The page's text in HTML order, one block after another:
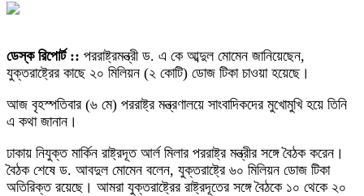
ডেস্ক রিপোর্ট :: পররাষ্ট্রমন্ত্রী ড. এ কে আব্দুল মোমেন জানিয়েছেন,
যুক্তরাষ্ট্রের কাছে ২০ মিলিয়ন (২ কোটি) ডোজ টিকা চাওয়া হয়েছে।
আজ বৃহস্পতিবার (৬ মে) পররাষ্ট্র মন্ত্রণালয়ে সাংবাদিকদের মুখোমুখি হয়ে তিনি
এ কথা জানান।
ঢাকায় নিযুক্ত মার্কিন রাষ্ট্রদূত আর্ল মিলার পররাষ্ট্র মন্ত্রীর সঙ্গে বৈঠক করেন।
বৈঠক শেষে ড. আবদুল মোমেন বলেন, যুক্তরাষ্ট্রে ৬০ মিলিয়ন ডোজ টিকা
অতিরিক্ত রয়েছে। আমরা যুক্তরাষ্ট্রের রাষ্ট্রদূতের সঙ্গে বৈঠকে ১০ থেকে ২০